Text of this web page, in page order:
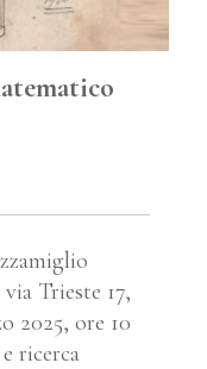
Trieste 17,
2025, ore 10
ricerca